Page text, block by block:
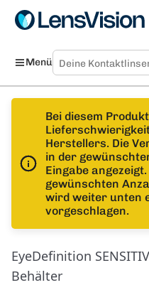
Menü
Bei diesem
Herstellers. Die
in der
Eingabe
gewünschten
wird weiter unten
vorgeschlagen.
EyeDefinition
Behälter